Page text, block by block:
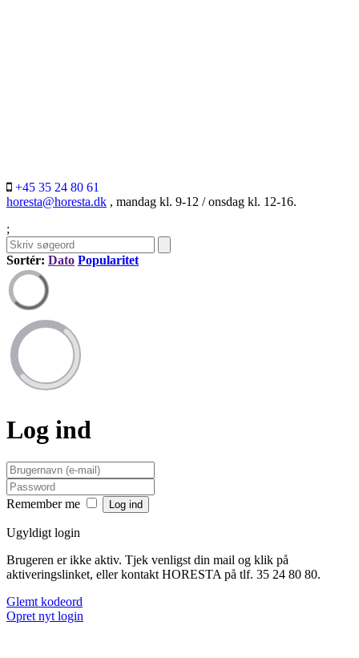
+45 35 24 80 61
horesta@horesta.dk , mandag kl. 9-12 / onsdag kl. 12-16.
;
Sortér: Dato Popularitet
Log ind
Remember me
Ugyldigt login
Brugeren er ikke aktiv. Tjek venligst din mail og klik på
aktiveringslinket, eller kontakt HORESTA på tlf. 35 24 80 80.
Glemt kodeord
Opret nyt login